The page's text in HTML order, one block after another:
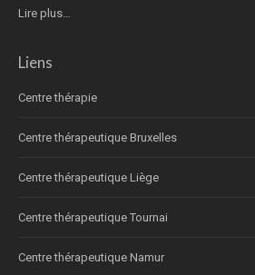
Lire plus…
Liens
Centre thérapie
Centre thérapeutique Bruxelles
Centre thérapeutique Liège
Centre thérapeutique Tournai
Centre thérapeutique Namur